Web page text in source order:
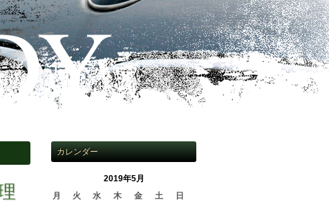
カレンダー
2019年5月
月
火 水 木 金 土
日